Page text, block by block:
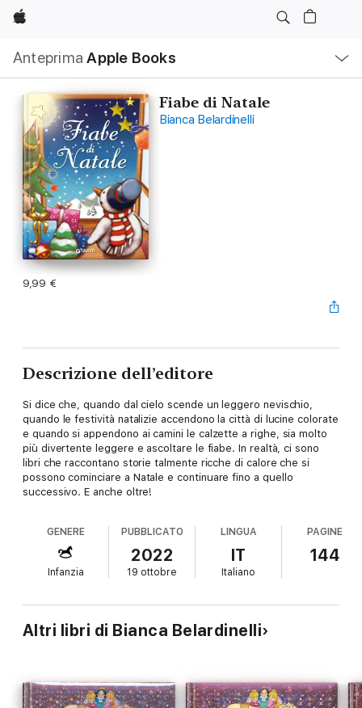
Apple
Anteprima Apple Books
locale
Apri
Menu
Fiabe di Natale
Bianca Belardinelli
9,99 €
Descrizione dell’editore
Si dice che, quando dal cielo scende un leggero nevischio,
quando le festività natalizie accendono la città di lucine colorate
e quando si appendono ai camini le calzette a righe, sia molto
più divertente leggere e ascoltare le fiabe. In realtà, ci sono
libri che raccontano storie talmente ricche di calore che si
possono cominciare a Natale e continuare fino a quello
successivo. E anche oltre!
GENERE
Infanzia
PUBBLICATO
2022
19 ottobre
LINGUA
IT
Italiano
PAGINE
144
Altri libri di Bianca Belardinelli